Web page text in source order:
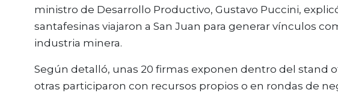
ministro de Desarrollo Productivo, Gustavo Puccini,
santafesinas viajaron a San Juan para generar vínculos
industria minera.
Según detalló, unas 20 firmas exponen dentro del stand
otras participaron con recursos propios o en rondas de